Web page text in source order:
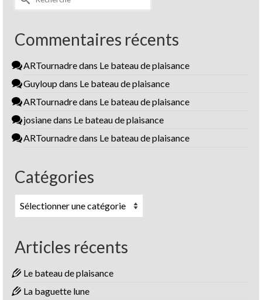
Commentaires récents
ARTournadredans Le bateau de plaisance
Guyloup dans Le bateau de plaisance
ARTournadredans Le bateau de plaisance
josianedans Le bateau de plaisance
ARTournadredans Le bateau de plaisance
Catégories
Catégories
Articles récents
Le bateau de plaisance
La baguette lune